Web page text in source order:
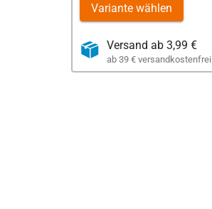
Variante wählen
Versand ab 3,99 €
ab 39 € versandkostenfrei